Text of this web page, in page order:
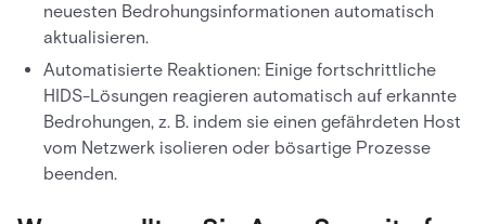
neuesten Bedrohungsinformationen automatisch
aktualisieren.
Automatisierte Reaktionen: Einige fortschrittliche
HIDS-Lösungen reagieren automatisch auf erkannte
Bedrohungen, z. B. indem sie einen gefährdeten Host
vom Netzwerk isolieren oder bösartige Prozesse
beenden.